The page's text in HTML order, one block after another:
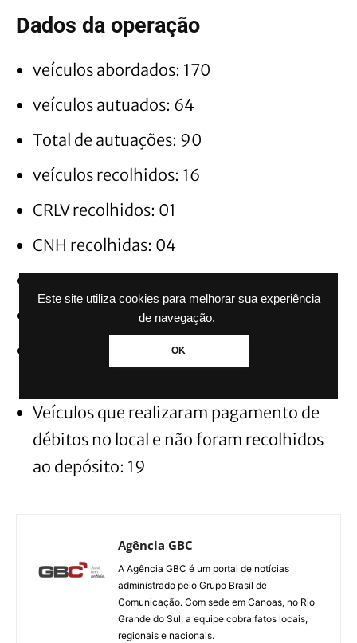
Este site utiliza cookies para melhorar sua experiência
de navegação.
OK
Dados da operação
veículos abordados: 170
veículos autuados: 64
Total de autuações: 90
veículos recolhidos: 16
CRLV recolhidos: 01
CNH recolhidas: 04
06 TESTES ADMINISTRATIVOS
Veículos que realizaram pagamento de
débitos no local e não foram recolhidos
ao depósito: 19
Agência GBC
A Agência GBC é um portal de notícias
administrado pelo Grupo Brasil de
Comunicação. Com sede em Canoas, no Rio
Grande do Sul, a equipe cobra fatos locais,
regionais e nacionais.